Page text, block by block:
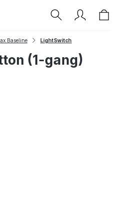
Baseline LightSwitch
(1-gang)